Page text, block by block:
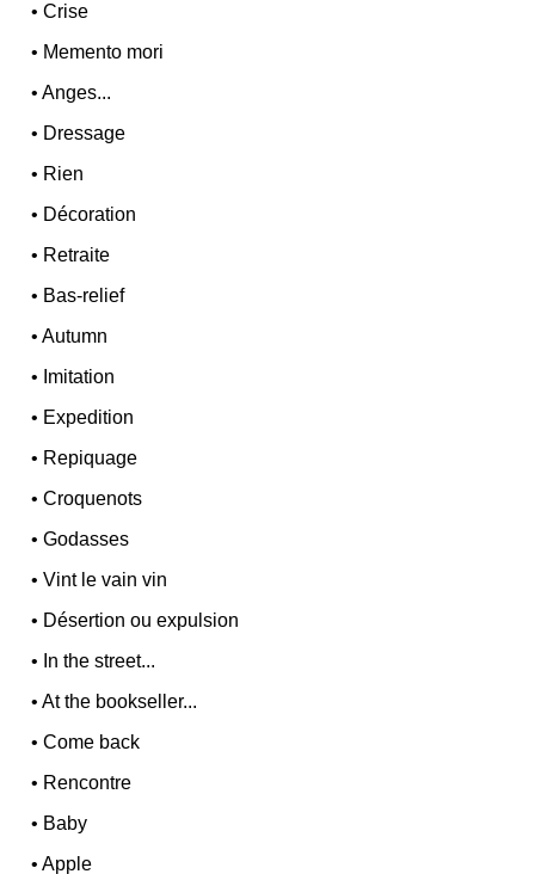
•Crise
• Memento mori
•Anges...
• Dressage
• Rien
• Décoration
• Retraite
• Bas-relief
•Autumn
• Imitation
• Expedition
• Repiquage
•Croquenots
•Godasses
•Vint le vain vin
• Désertion ou expulsion
• In the street...
•At the bookseller...
•Come back
• Rencontre
• Baby
•Apple